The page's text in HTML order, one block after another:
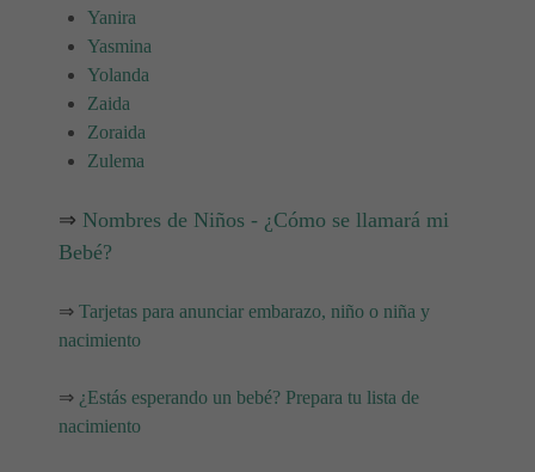
Yanira
Yasmina
Yolanda
Zaida
Zoraida
Zulema
⇒ Nombres de Niños - ¿Cómo se llamará mi
Bebé?
⇒ Tarjetas para anunciar embarazo, niño o niña y
nacimiento
⇒ ¿Estás esperando un bebé? Prepara tu lista de
nacimiento